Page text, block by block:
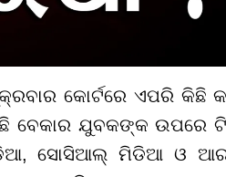
କୋର୍ଟରେ ଏପରି କିଛି
ବେକାର ଯୁବକଙ୍କ ଉପରେ
ସୋସିଆଲ୍ ମିଡିଆ ଓ